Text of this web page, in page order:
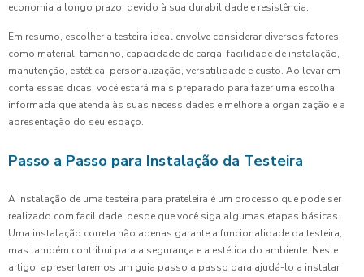
economia a longo prazo, devido à sua durabilidade e resistência.
Em resumo, escolher a testeira ideal envolve considerar diversos fatores,
como material, tamanho, capacidade de carga, facilidade de instalação,
manutenção, estética, personalização, versatilidade e custo. Ao levar em
conta essas dicas, você estará mais preparado para fazer uma escolha
informada que atenda às suas necessidades e melhore a organização e a
apresentação do seu espaço.
Passo a Passo para Instalação da Testeira
A instalação de uma testeira para prateleira é um processo que pode ser
realizado com facilidade, desde que você siga algumas etapas básicas.
Uma instalação correta não apenas garante a funcionalidade da testeira,
mas também contribui para a segurança e a estética do ambiente. Neste
artigo, apresentaremos um guia passo a passo para ajudá-lo a instalar